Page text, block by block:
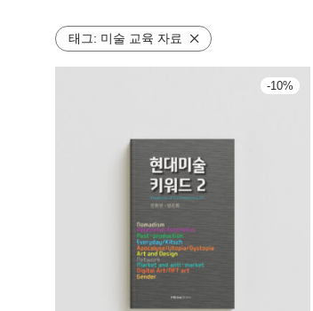
태그: 미술 교육 자료
-10%